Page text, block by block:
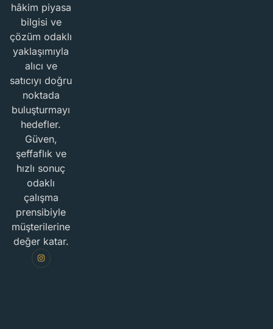
hâkim piyasa
bilgisi ve
çözüm odaklı
yaklaşımıyla
alıcı ve
satıcıyı doğru
noktada
buluşturmayı
hedefler.
Güven,
şeffaflık ve
hızlı sonuç
odaklı
çalışma
prensibiyle
müşterilerine
değer katar.